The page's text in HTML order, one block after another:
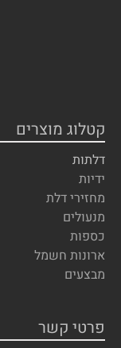
קטלוג מוצרים
דלתות
ידיות
מחזירי דלת
מנעולים
כספות
ארונות חשמל
מבצעים
פרטי קשר